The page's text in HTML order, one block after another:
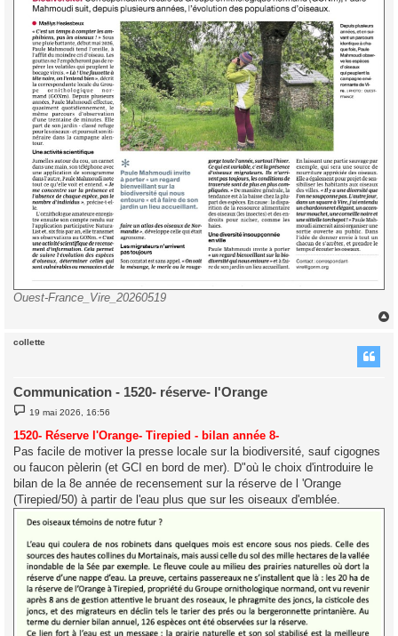
Ouest-France_Vire_20260519
collette
Communication - 1520- réserve- l'Orange
M
e
s
s
a
g
e
19 mai 2026, 16:56
1520- Réserve l'Orange- Tirepied - bilan année 8-
Pas facile de motiver la presse locale sur la biodiversité, sauf cigognes
ou faucon pèlerin (et GCI en bord de mer). D"où le choix d'introduire le
bilan de la 8e année de recensement sur la réserve de l 'Orange
(Tirepied/50) à partir de l'eau plus que sur les oiseaux d'emblée.